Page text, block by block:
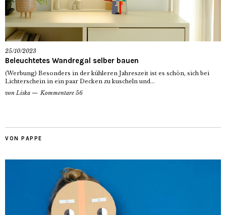
25/10/2023
Beleuchtetes Wandregal selber bauen
(Werbung) Besonders in der kühleren Jahreszeit ist es schön, sich bei
Lichterschein in ein paar Decken zu kuscheln und...
von Liska Kommentare 56
VON PAPPE